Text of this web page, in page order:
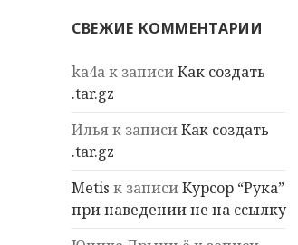
СВЕЖИЕ КОММЕНТАРИИ
ka4aк записиКак создать
.tar.gz
Ильяк записиКак создать
.tar.gz
Metis к записиКурсор “Рука”
при наведении не на ссылку